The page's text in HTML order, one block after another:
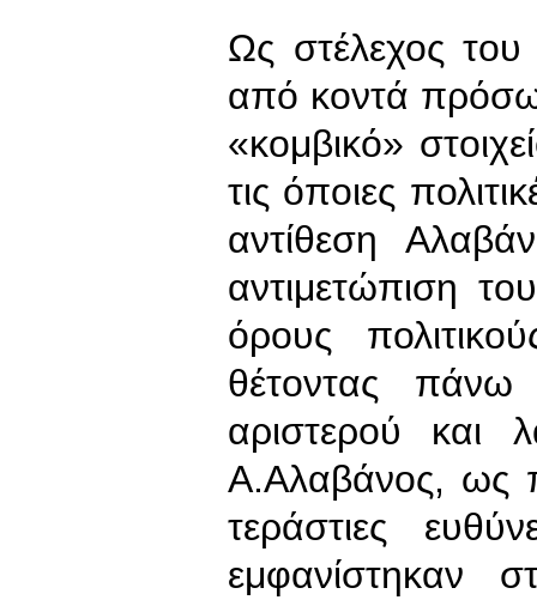
Ως στέλεχος
από κοντά
«κομβικό»
τις όποιες
αντίθεση
αντιμετώπιση
όρους
θέτοντας
αριστερού και
Α.Αλαβάνος, ως
τεράστιες
εμφανίστηκαν